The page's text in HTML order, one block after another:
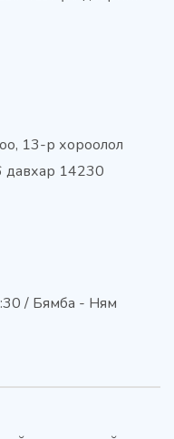
13-р хороолол
14230
/ Бямба - Ням